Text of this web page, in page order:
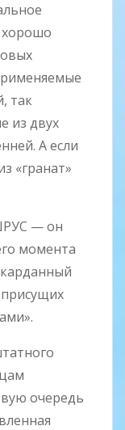
хорошо
так
из двух
А если
«гранат»
— он
момента
очередь